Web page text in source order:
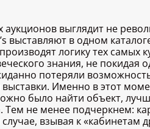
выглядит не
выставляют в одном
логику тех
знания, не покидая
потеряли
Именно в этот
было найти объект,
Тем не менее подчеркнем:
взывая к